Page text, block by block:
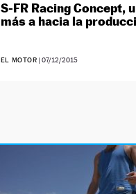
S-FR Racing Concept,
más a hacia la
EL MOTOR |07/12/2015